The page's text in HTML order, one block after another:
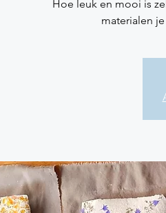
Hoe leuk en mooi is
materialen